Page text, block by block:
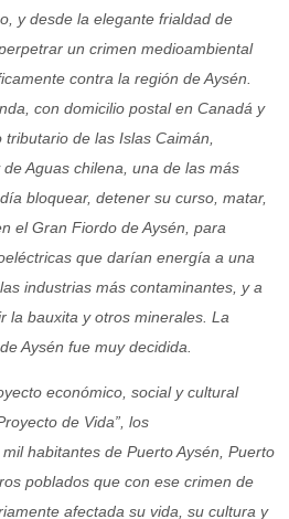
y desde la elegante frialdad de
un crimen medioambiental
contra la región de Aysén.
con domicilio postal en Canadá y
de las Islas Caimán,
Aguas chilena, una de las más
bloquear, detener su curso, matar,
el Gran Fiordo de Aysén, para
que darían energía a una
industrias más contaminantes, y a
la bauxita y otros minerales. La
Aysén fue muy decidida.
económico, social y cultural
de Vida”, los
habitantes de Puerto Aysén, Puerto
poblados que con ese crimen de
afectada su vida, su cultura y